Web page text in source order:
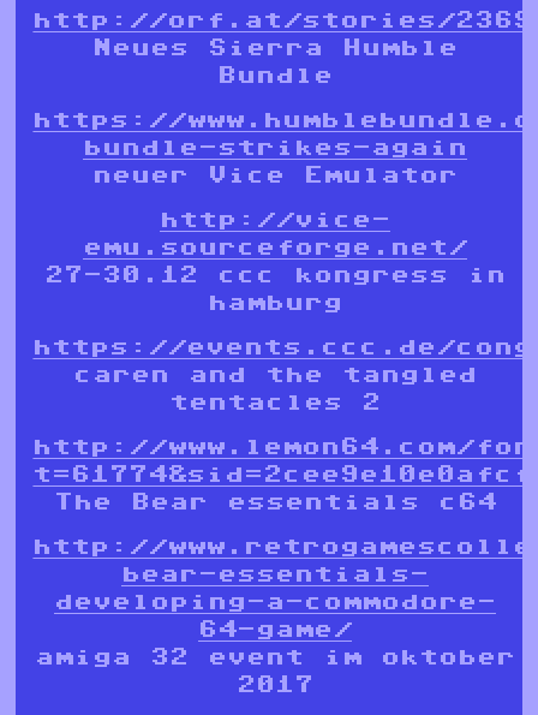
http://orf.at/stories/
Neues Sierra Humble
Bundle
https://
bundle-strikes-again
neuer Vice Emulator
http://vice-
emu.sourceforge.net/
27-30.12 ccc kongress in
hamburg
https://events.ccc.de/
caren and the tangled
tentacles 2
http://www.lemon64.com/
The Bear essentials c64
http://
bear-essentials-
developing-a-commodore-
64-game/
amiga 32 event im oktober
2017